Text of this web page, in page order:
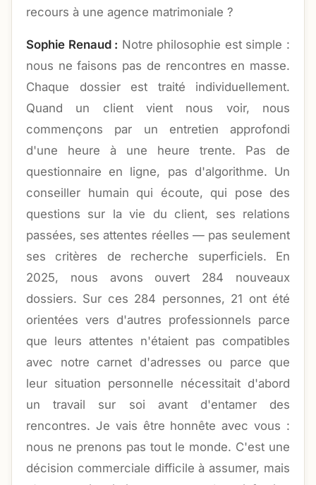
recours à une agence matrimoniale ?
Sophie Renaud : Notre philosophie est simple :
nous ne faisons pas de rencontres en masse.
Chaque dossier est traité individuellement.
Quand un client vient nous voir, nous
commençons par un entretien approfondi
d'une heure à une heure trente. Pas de
questionnaire en ligne, pas d'algorithme. Un
conseiller humain qui écoute, qui pose des
questions sur la vie du client, ses relations
passées, ses attentes réelles — pas seulement
ses critères de recherche superficiels. En
2025, nous avons ouvert 284 nouveaux
dossiers. Sur ces 284 personnes, 21 ont été
orientées vers d'autres professionnels parce
que leurs attentes n'étaient pas compatibles
avec notre carnet d'adresses ou parce que
leur situation personnelle nécessitait d'abord
un travail sur soi avant d'entamer des
rencontres. Je vais être honnête avec vous :
nous ne prenons pas tout le monde. C'est une
décision commerciale difficile à assumer, mais